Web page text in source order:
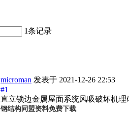
1条记录
microman 发表于 2021-12-26 22:53
#1
直立锁边金属屋面系统风吸破坏机理
钢结构同盟资料免费下载